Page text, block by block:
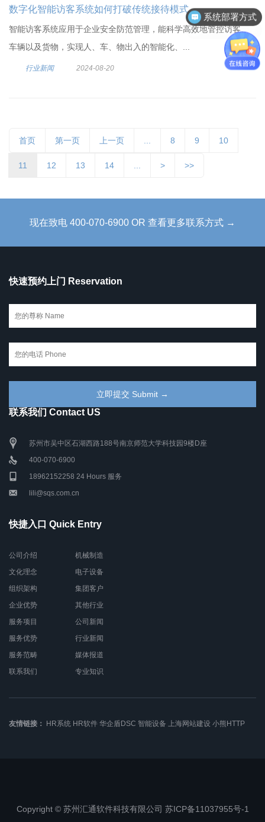
数字化智能访客系统如何打破传统接待模式
智能访客系统应用于企业安全防范管理，能科学高效地管控访客、
车辆以及货物，实现人、车、物出入的智能化、...
行业新闻 2024-08-20
首页 第一页 上一页 8 9 10
11 12 13 14 > >>
现在致电 400-070-6900 OR 查看更多联系方式 →
快速预约上门 Reservation
联系我们 Contact US
苏州市吴中区石湖西路188号南京师范大学科技园9楼D座
400-070-6900
18962152258 24 Hours 服务
lili@sqs.com.cn
快捷入口 Quick Entry
公司介绍
文化理念
组织架构
企业优势
服务项目
服务优势
服务范畴
联系我们
机械制造
电子设备
集团客户
其他行业
公司新闻
行业新闻
媒体报道
专业知识
友情链接： HR系统 HR软件 华企盾DSC 智能设备 上海网站建设 小熊HTTP
Copyright © 苏州汇通软件科技有限公司 苏ICP备11037955号-1
系统部署方式
客户案例分享